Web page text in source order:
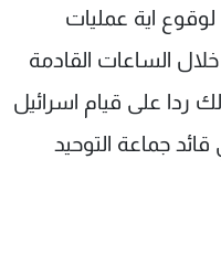
اية عمليات
خلال الساعات القادمة
ردا على قيام اسرائيل
جماعة التوحيد